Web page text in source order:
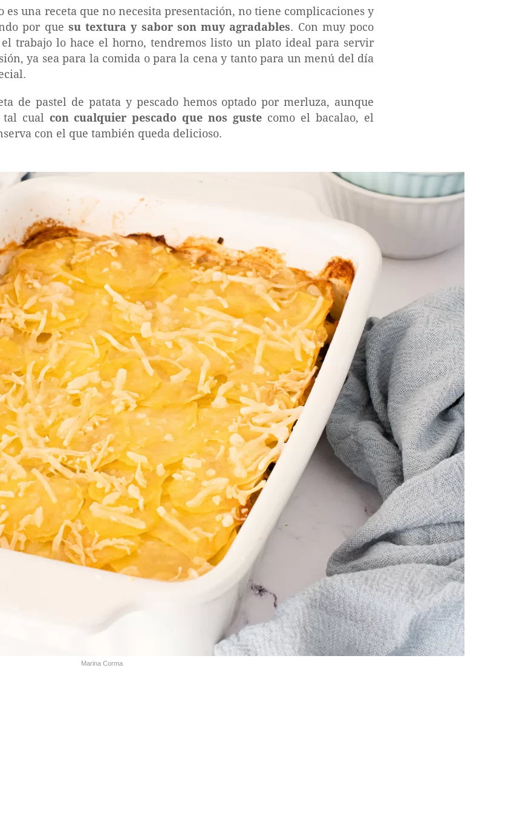
es una receta que no necesita presentación, no tiene complicaciones y
por que su textura y sabor son muy agradables. Con muy poco
el trabajo lo hace el horno, tendremos listo un plato ideal para servir
ya sea para la comida o para la cena y tanto para un menú del día
de pastel de patata y pescado hemos optado por merluza, aunque
tal cual con cualquier pescado que nos guste como el bacalao, el
con el que también queda delicioso.
Marina Corma